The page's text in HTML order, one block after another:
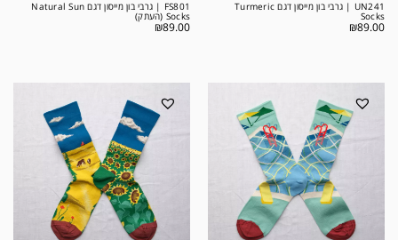
UN241 | גרבי בון מייסון דגם Turmeric
Socks
₪89.00
FS801 | גרבי בון מייסון דגם Natural Sun
Socks (העתק)
₪89.00